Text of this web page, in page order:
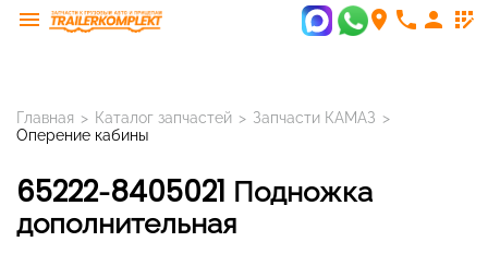
menu room phone person app_registration
Главная > Каталог запчастей > Запчасти КАМАЗ >
Оперение кабины
65222-8405021 Подножка
дополнительная